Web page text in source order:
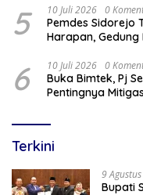
5 10 Juli 2026 0
Pemdes Sidorejo
Harapan,
6 10 Juli 2026 0
Buka Bimtek, Pj
Pentingnya
Terkini
9
Bupati